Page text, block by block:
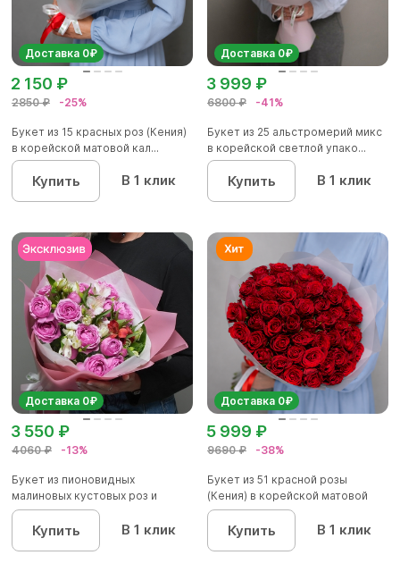
Доставка 0₽
2850 ₽ -25%
2 150 ₽
Букет из 15 красных роз (Кения)
в корейской матовой кал...
Купить В 1 клик
Доставка 0₽
6800 ₽ -41%
3 999 ₽
Букет из 25 альстромерий микс
в корейской светлой упако...
Купить В 1 клик
Доставка 0₽
4060 ₽ -13%
3 550 ₽
Букет из пионовидных
малиновых кустовых роз и
альстроме...
Купить В 1 клик
Доставка 0₽
9690 ₽ -38%
5 999 ₽
Букет из 51 красной розы
(Кения) в корейской матовой
уп...
Купить В 1 клик